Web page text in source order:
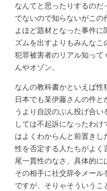
なんてと思ったりするの
でないので知らないがこの
よほど題材となった事件
ズムを出すよりもみんな
犯罪被害者のリアル知って
んやオゾン。
なんの教科書かといえば
日本でも某伊藤さんの件
うより自説のぶん投げ合
しては不起訴になったわ
はよくわからんと前置き
性を否定する人たちがよ
尾一貫性のなさ、具体的
その相手に社交辞令メー
ですが、そりゃそういうこ